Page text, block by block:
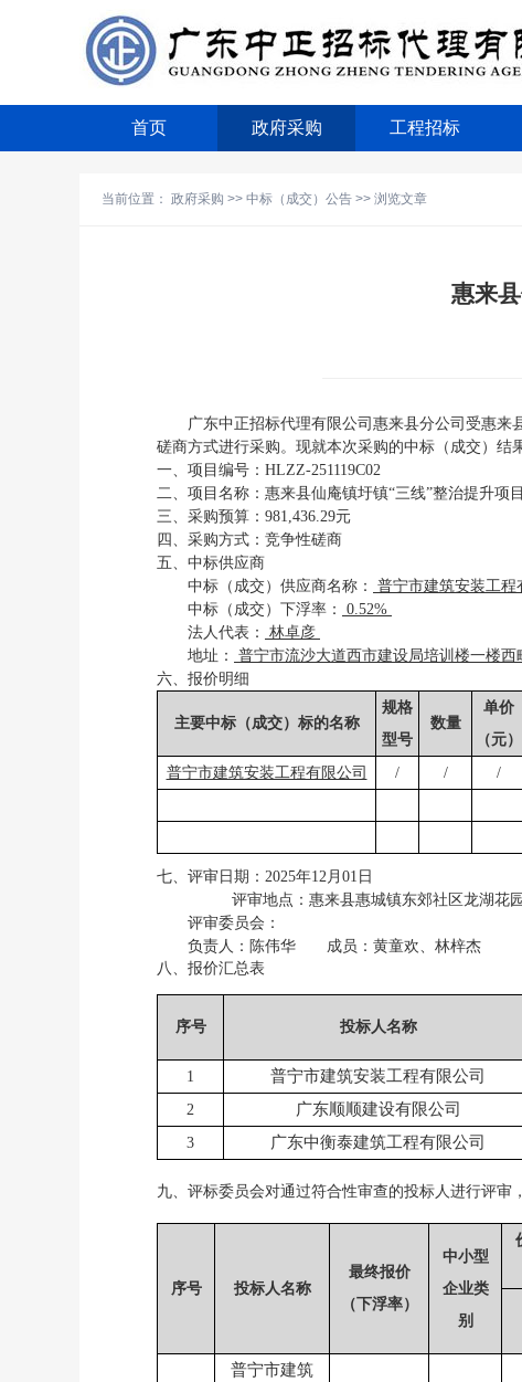
首页 政府采购 工程招标
当前位置： 政府采购 >> 中标（成交）公告 >> 浏览文章
惠来
广东中正招标代理有限公司惠来县分公司 受惠来
磋商方式进行采购。现就本次采购的中标（成交）结
一、项目编号： HLZZ-251119C02
二、项目名称： 惠来县仙庵镇圩镇“三线”整治提升项目
三、 采购预算 ： 981,436.29元
四、采购方式： 竞争性磋商
五、中标供应商
中标（成交）供应商名称 ：
普宁市建筑安装工程
中标（成交）下浮率 ：
0.52%
法人代表 ：
林卓彦
地址 ：
普宁市流沙大道西市建设局培训楼一楼西
六、报价明细
主要中标（成交） 标的名称
规格
型号
数量
单价
（元）
普宁市建筑安装工程有限公司 / / /
七、评审日期 ： 2025年12月01日
评审地点： 惠来县惠城镇东郊社区龙湖花
评审委员会：
负责人： 陈伟华 成员： 黄童欢、林梓杰
八、 报价汇总表
序号 投标人名称
1
普宁市建筑安装工程有限公司
2 广东顺顺建设有限公司
3 广东中衡泰建筑工程有限公司
九、 评标委员会对通过符合性审查的投标人进行评审
序号 投标人名称
最终报价
（下浮率）
中小型
企业类
别
普宁市建筑